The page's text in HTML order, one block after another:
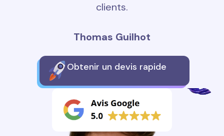
clients.
Thomas Guilhot
Obtenir un devis rapide